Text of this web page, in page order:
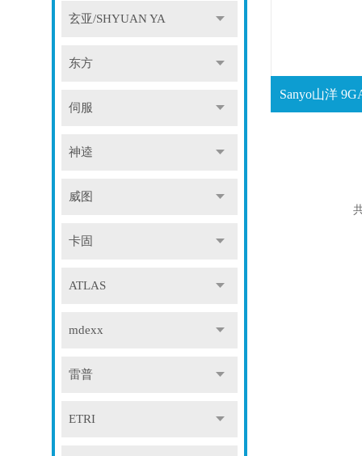
玄亚/SHYUAN YA
东方
伺服
神逵
威图
卡固
ATLAS
mdexx
雷普
ETRI